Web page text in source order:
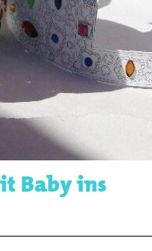
Baby ins